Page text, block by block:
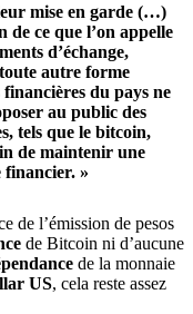
mise en garde (…)
de ce que l’on appelle
d’échange,
autre forme
du pays ne
au public des
tels que le bitcoin,
de maintenir une
financier. »
de l’émission de pesos
de Bitcoin ni d’aucune
de la monnaie
US, cela reste assez